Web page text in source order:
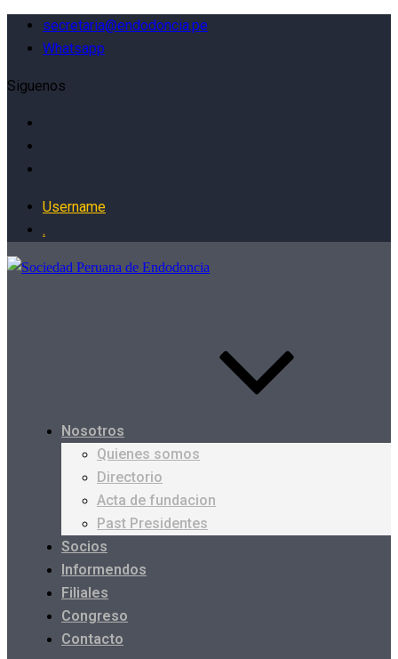
secretaria@endodoncia.pe
Whatsapp
Siguenos
Username
.
Nosotros
Quienes somos
Directorio
Acta de fundacion
Past Presidentes
Socios
Informendos
Filiales
Congreso
Contacto